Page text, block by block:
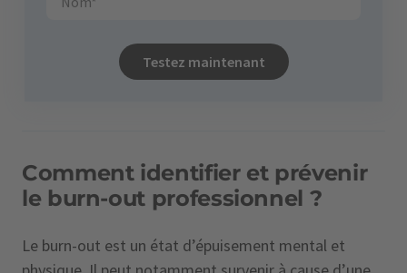
Testez maintenant
Comment identifier et prévenir
le burn-out professionnel ?
Le burn-out est un état d’épuisement mental et